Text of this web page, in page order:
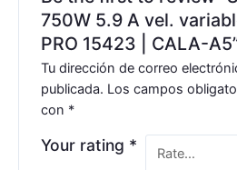
750W 5.9 A vel.
PRO 15423 | CALA-
Tu dirección de correo
publicada. Los campos
con *
Your rating *